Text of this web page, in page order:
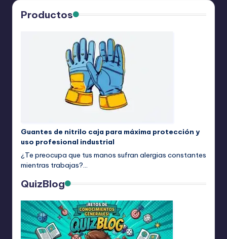
Productos
Guantes de nitrilo caja para máxima protección y
uso profesional industrial
¿Te preocupa que tus manos sufran alergias constantes
mientras trabajas?…
QuizBlog